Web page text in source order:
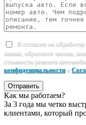
Я согласен на
заявки, обратного звонка,
стоимости ремонта
конфиденциальностии
Отправить
Как мы работаем?
За 3 года мы четко
клиентами, который